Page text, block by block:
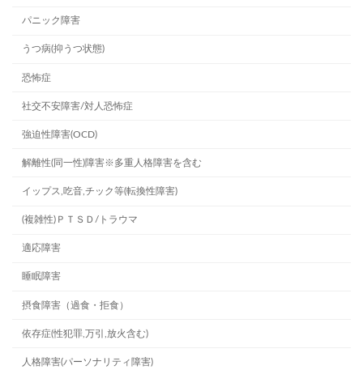
パニック障害
うつ病(抑うつ状態)
恐怖症
社交不安障害/対人恐怖症
強迫性障害(OCD)
解離性(同一性)障害※多重人格障害を含む
イップス,吃音,チック等(転換性障害)
(複雑性)ＰＴＳＤ/トラウマ
適応障害
睡眠障害
摂食障害（過食・拒食）
依存症(性犯罪,万引,放火含む)
人格障害(パーソナリティ障害)